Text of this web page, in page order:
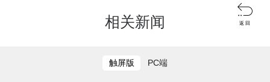
键作用，纠正日常饮食误区，倡导同学
碘。活动还为学校40名8—10岁儿童免费
相关新闻
触屏版 PC端

返 回